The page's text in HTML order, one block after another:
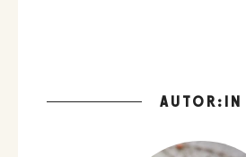
AUTOR:IN